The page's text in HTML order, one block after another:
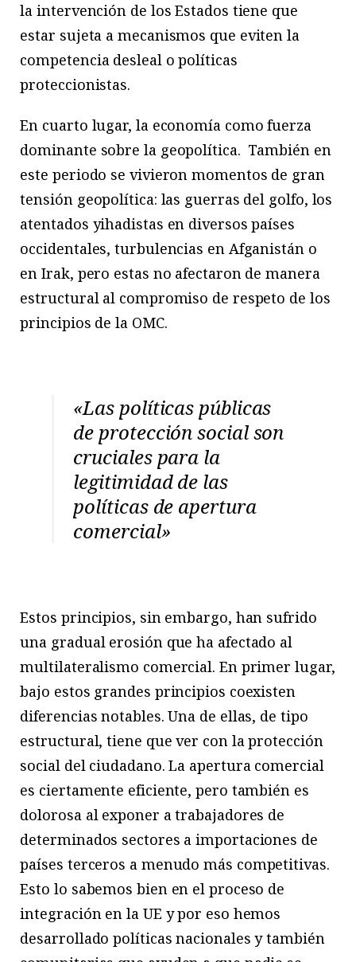
la intervención de los Estados tiene que
estar sujeta a mecanismos que eviten la
competencia desleal o políticas
proteccionistas.
En cuarto lugar, la economía como fuerza
dominante sobre la geopolítica. También en
este periodo se vivieron momentos de gran
tensión geopolítica: las guerras del golfo, los
atentados yihadistas en diversos países
occidentales, turbulencias en Afganistán o
en Irak, pero estas no afectaron de manera
estructural al compromiso de respeto de los
principios de la OMC.
«Las políticas públicas
de protección social son
cruciales para la
legitimidad de las
políticas de apertura
comercial»
Estos principios, sin embargo, han sufrido
una gradual erosión que ha afectado al
multilateralismo comercial. En primer lugar,
bajo estos grandes principios coexisten
diferencias notables. Una de ellas, de tipo
estructural, tiene que ver con la protección
social del ciudadano. La apertura comercial
es ciertamente eficiente, pero también es
dolorosa al exponer a trabajadores de
determinados sectores a importaciones de
países terceros a menudo más competitivas.
Esto lo sabemos bien en el proceso de
integración en la UE y por eso hemos
desarrollado políticas nacionales y también